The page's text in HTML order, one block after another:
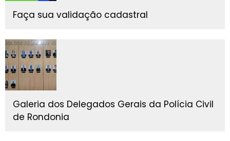
Faça sua validação cadastral
Galeria dos Delegados Gerais da Polícia Civil
de Rondonia